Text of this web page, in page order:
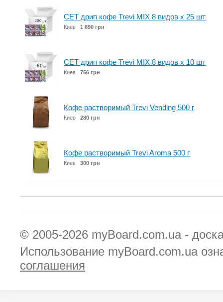
СЕТ дрип кофе Trevi MIX 8 видов x 25 шт
Киев 1 890 грн
СЕТ дрип кофе Trevi MIX 8 видов x 10 шт
Киев 756 грн
Кофе растворимый Trevi Vending 500 г
Киев 280 грн
Кофе растворимый Trevi Aroma 500 г
Киев 300 грн
© 2005-2026 myBoard.com.ua -
Использование myBoard.com.ua
соглашения